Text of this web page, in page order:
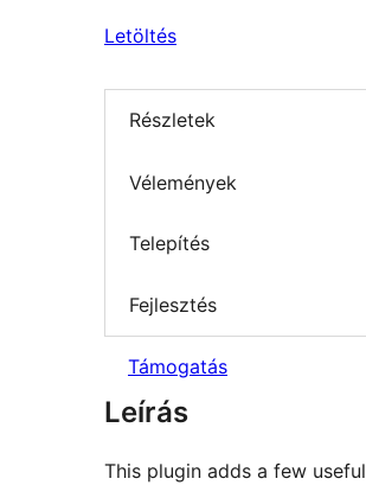
Letöltés
Részletek
Vélemények
Telepítés
Fejlesztés
Támogatás
Leírás
This plugin adds a few useful